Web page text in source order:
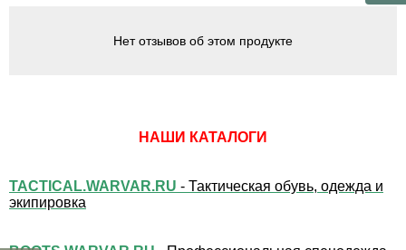
Нет отзывов об этом продукте
НАШИ КАТАЛОГИ
TACTICAL.WARVAR.RU - Тактическая обувь, одежда и
экипировка